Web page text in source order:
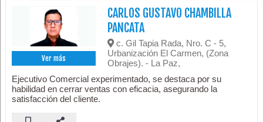
Ver más
CARLOS GUSTAVO CHAMBILLA
PANCATA
c. Gil Tapia Rada, Nro. C - 5,
Urbanización El Carmen, (Zona
Obrajes). - La Paz,
Ejecutivo Comercial experimentado, se destaca por su
habilidad en cerrar ventas con eficacia, asegurando la
satisfacción del cliente.